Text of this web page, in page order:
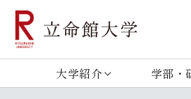
大学紹介 学部・